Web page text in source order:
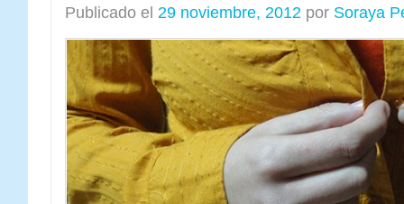
Publicado el 29 noviembre, 2012 por Soraya